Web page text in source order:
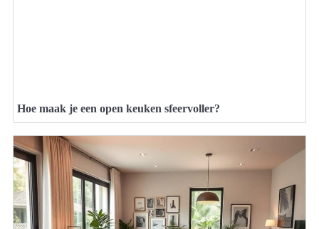
Hoe maak je een open keuken sfeervoller?